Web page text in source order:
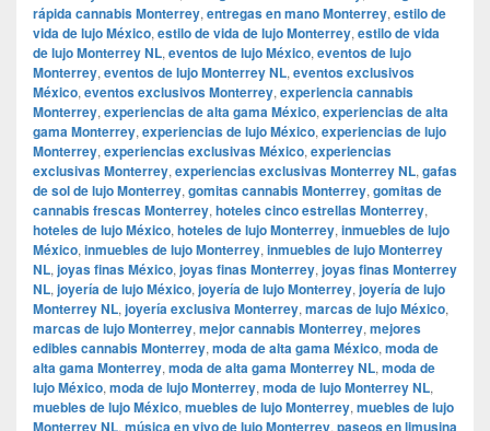
rápida cannabis Monterrey, entregas en mano Monterrey, estilo de
vida de lujo México, estilo de vida de lujo Monterrey, estilo de vida
de lujo Monterrey NL, eventos de lujo México, eventos de lujo
Monterrey, eventos de lujo Monterrey NL, eventos exclusivos
México, eventos exclusivos Monterrey, experiencia cannabis
Monterrey, experiencias de alta gama México, experiencias de alta
gama Monterrey, experiencias de lujo México, experiencias de lujo
Monterrey, experiencias exclusivas México, experiencias
exclusivas Monterrey, experiencias exclusivas Monterrey NL, gafas
de sol de lujo Monterrey, gomitas cannabis Monterrey, gomitas de
cannabis frescas Monterrey, hoteles cinco estrellas Monterrey,
hoteles de lujo México, hoteles de lujo Monterrey, inmuebles de lujo
México, inmuebles de lujo Monterrey, inmuebles de lujo Monterrey
NL, joyas finas México, joyas finas Monterrey, joyas finas Monterrey
NL, joyería de lujo México, joyería de lujo Monterrey, joyería de lujo
Monterrey NL, joyería exclusiva Monterrey, marcas de lujo México,
marcas de lujo Monterrey, mejor cannabis Monterrey, mejores
edibles cannabis Monterrey, moda de alta gama México, moda de
alta gama Monterrey, moda de alta gama Monterrey NL, moda de
lujo México, moda de lujo Monterrey, moda de lujo Monterrey NL,
muebles de lujo México, muebles de lujo Monterrey, muebles de lujo
Monterrey NL, música en vivo de lujo Monterrey, paseos en limusina